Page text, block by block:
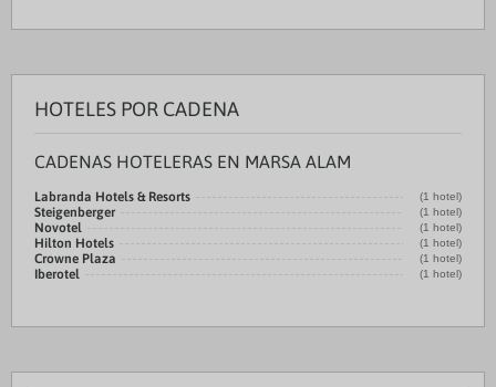
HOTELES POR CADENA
CADENAS HOTELERAS EN MARSA ALAM
Labranda Hotels & Resorts (1 hotel)
Steigenberger (1 hotel)
Novotel (1 hotel)
Hilton Hotels (1 hotel)
Crowne Plaza (1 hotel)
Iberotel (1 hotel)